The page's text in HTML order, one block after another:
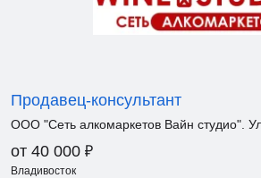
Продавец-консультант
ООО "Сеть алкомаркетов Вайн студио".
от 40 000 ₽
Владивосток